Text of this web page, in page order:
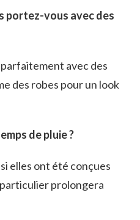
portez-vous avec des
avec des
des robes pour un look
de pluie ?
elles ont été conçues
prolongera